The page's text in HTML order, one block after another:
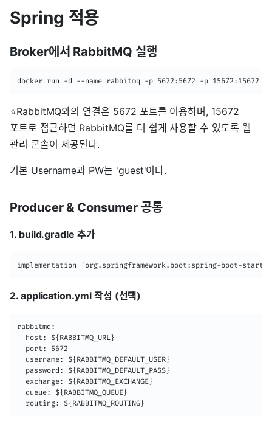
Spring 적용
Broker에서 RabbitMQ 실행
docker run -d --name rabbitmq -p 5672:5672 -p 15672:15672
⭐RabbitMQ와의 연결은 5672 포트를 이용하며, 15672
포트로 접근하면 RabbitMQ를 더 쉽게 사용할 수 있도록 웹
관리 콘솔이 제공된다.
기본 Username과 PW는 'guest'이다.
Producer & Consumer 공통
1. build.gradle 추가
implementation 'org.springframework.boot:spring-boot-
2. application.yml 작성 (선택)
rabbitmq:
  host: ${RABBITMQ_URL}
  port: 5672
  username: ${RABBITMQ_DEFAULT_USER}
  password: ${RABBITMQ_DEFAULT_PASS}
  exchange: ${RABBITMQ_EXCHANGE}
  queue: ${RABBITMQ_QUEUE}
  routing: ${RABBITMQ_ROUTING}